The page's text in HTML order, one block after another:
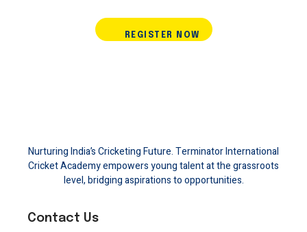
REGISTER NOW
Nurturing India’s Cricketing Future. Terminator International
Cricket Academy empowers young talent at the grassroots
level, bridging aspirations to opportunities.
Contact Us